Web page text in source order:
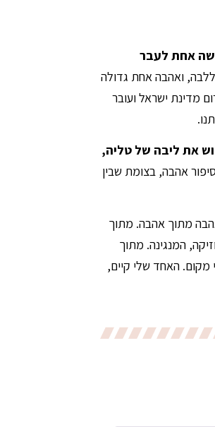
אחת לעבר
ואהבה אחת גדולה
מדינת ישראל ועובר
את ליבה של טליה,
אהבה, בצומת שבין
מתוך אהבה. מתוך
המנגינה. מתוך
האחד שלי קיים,